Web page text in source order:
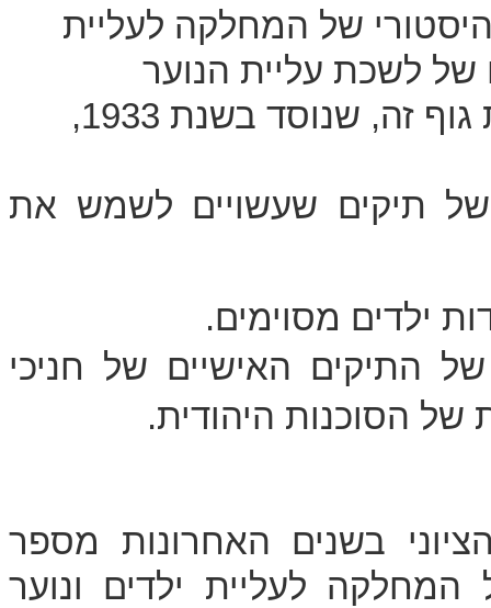
של המחלקה לעליית
שמורים כ-15,000 תיקים של לשכת עליית הנוער
בירושלים מן השנים 1972-1932. מטרת גוף זה, שנוסד בשנת 1933,
של תיקים שעשויים לשמש את
ילדים מסוימים.
התיקים האישיים של חניכי
של הסוכנות היהודית.
בשנים האחרונות מספר
לעליית ילדים ונוער